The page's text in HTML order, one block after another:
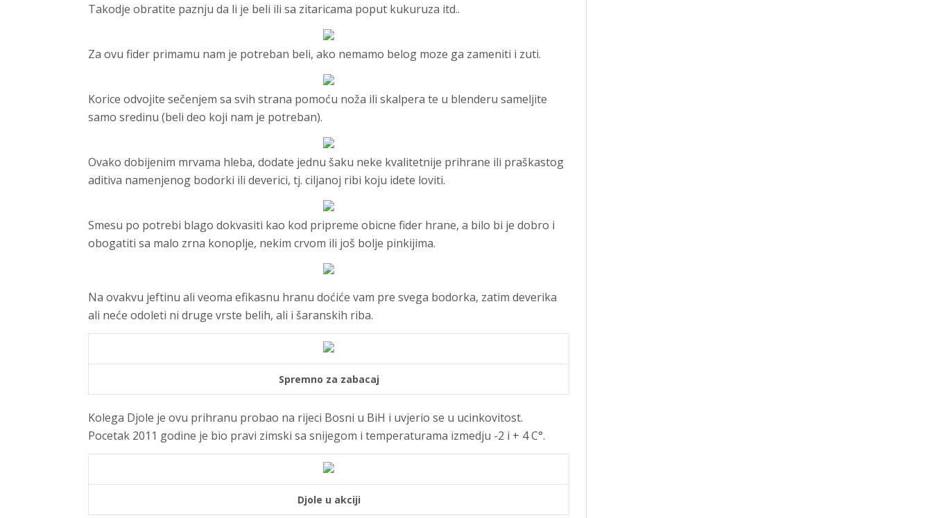
Takodje obratite paznju da li je beli ili sa zitaricama poput kukuruza itd..
Za ovu fider primamu nam je potreban beli, ako nemamo belog moze ga zameniti i zuti.
Korice odvojite sečenjem sa svih strana pomoću noža ili skalpera te u blenderu sameljite
samo sredinu (beli deo koji nam je potreban).
Ovako dobijenim mrvama hleba, dodate jednu šaku neke kvalitetnije prihrane ili praškastog
aditiva namenjenog bodorki ili deverici, tj. ciljanoj ribi koju idete loviti.
Smesu po potrebi blago dokvasiti kao kod pripreme obicne fider hrane, a bilo bi je dobro i
obogatiti sa malo zrna konoplje, nekim crvom ili još bolje pinkijima.
Na ovakvu jeftinu ali veoma efikasnu hranu doćiće vam pre svega bodorka, zatim deverika
ali neće odoleti ni druge vrste belih, ali i šaranskih riba.
Spremno za zabacaj
Kolega Djole je ovu prihranu probao na rijeci Bosni u BiH i uvjerio se u ucinkovitost.
Pocetak 2011 godine je bio pravi zimski sa snijegom i temperaturama izmedju -2 i + 4 C°.
Djole u akciji